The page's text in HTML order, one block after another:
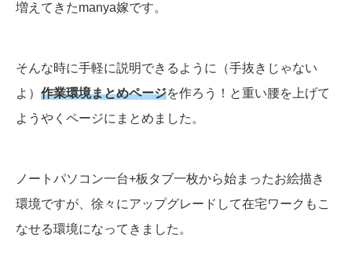
増えてきたmanya嫁です。
そんな時に手軽に説明できるように（手抜きじゃない
よ） 作業環境まとめページを作ろう！と重い腰を上げて
ようやくページにまとめました。
ノートパソコン一台+板タブ一枚から始まったお絵描き
環境ですが、徐々にアップグレードして在宅ワークもこ
なせる環境になってきました。